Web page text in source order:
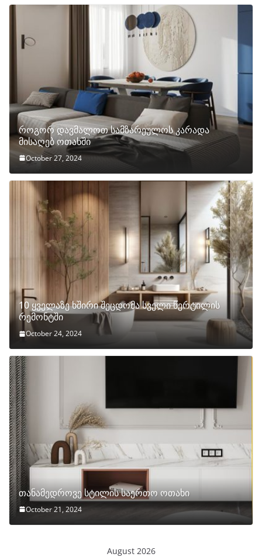
როგორ დავმალოთ სამზარეულოს კარადა
მისაღებ ოთახში
October 27, 2024
10 ყველაზე ხშირი შეცდომა სველი წერტილის
რემონტში
October 24, 2024
თანამედროვე სტილის საერთო ოთახი
October 21, 2024
August 2026